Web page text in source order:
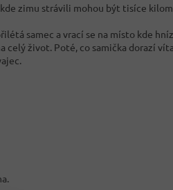
kde zimu strávili mohou být tisíce
samec a vrací se na místo kde
celý život. Poté, co samička dorazí